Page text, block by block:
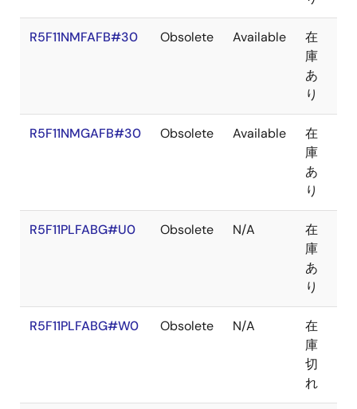
R5F11NMFAFB#30 Obsolete Available
在
庫
あ
り
R5F11NMGAFB#30 Obsolete Available
在
庫
あ
り
R5F11PLFABG#U0 Obsolete N/A
在
庫
あ
り
R5F11PLFABG#W0 Obsolete N/A
在
庫
切
れ